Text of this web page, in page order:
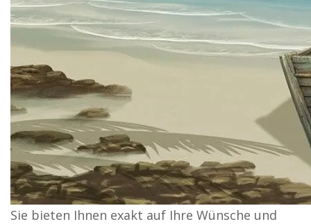
Sie bieten Ihnen exakt auf Ihre Wünsche und